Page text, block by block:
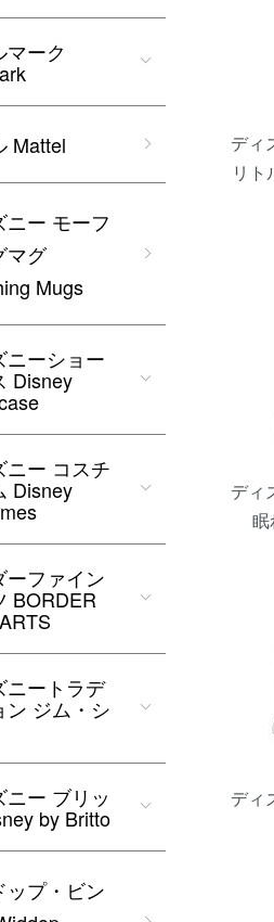
ディ
リ
ディ
ディ
マーク
Mattel
ニー モーフ
マグ
Mugs
ニーショー
Disney
ニー コスチ
Disney
ーファイン
BORDER
ニートラデ
ン ジム・シ
ニー ブリッ
by Britto
ップ・ビン